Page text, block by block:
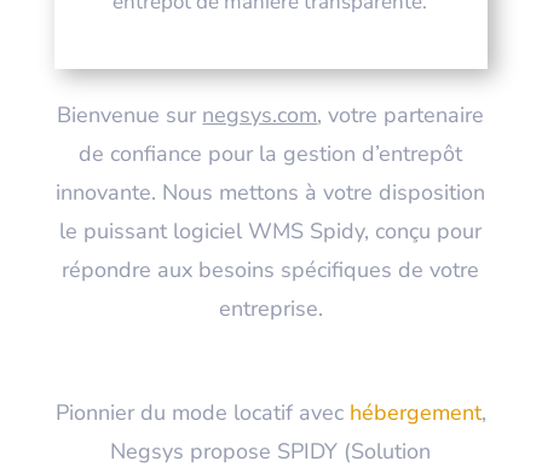
Bienvenue sur negsys.com, votre partenaire
de confiance pour la gestion d’entrepôt
innovante. Nous mettons à votre disposition
le puissant logiciel WMS Spidy, conçu pour
répondre aux besoins spécifiques de votre
entreprise.
Pionnier du mode locatif avec hébergement,
Negsys propose SPIDY (Solution